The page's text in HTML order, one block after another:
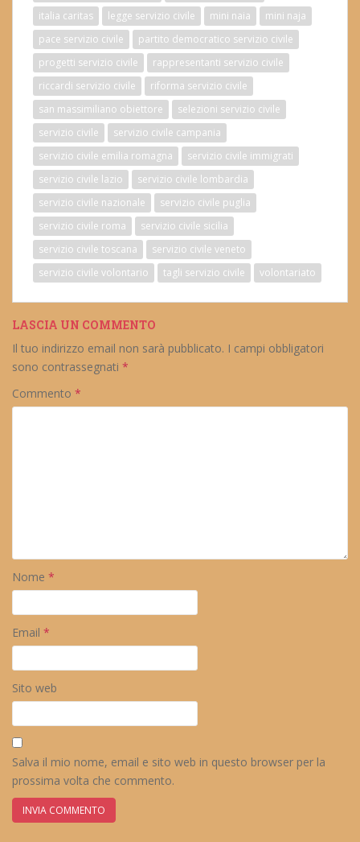
italia caritas
legge servizio civile mini naia
mini naja
pace servizio civile
partito democratico servizio civile
progetti servizio civile
rappresentanti servizio civile
riccardi servizio civile
riforma servizio civile
san massimiliano obiettore
selezioni servizio civile
servizio civile
servizio civile campania
servizio civile emilia romagna
servizio civile immigrati
servizio civile lazio
servizio civile lombardia
servizio civile nazionale
servizio civile puglia
servizio civile roma
servizio civile sicilia
servizio civile toscana
servizio civile veneto
servizio civile volontario
tagli servizio civile volontariato
LASCIA UN COMMENTO
Il tuo indirizzo email non sarà pubblicato. I campi obbligatori
sono contrassegnati *
Commento *
Nome *
Email *
Sito web
Salva il mio nome, email e sito web in questo browser per la
prossima volta che commento.